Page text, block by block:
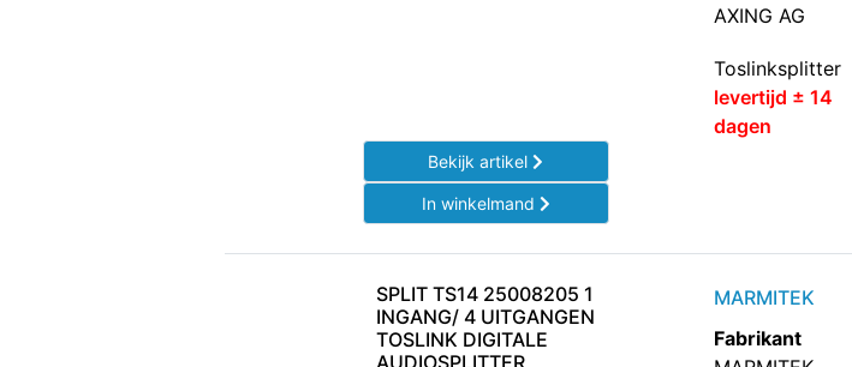
AXING AG
Toslinksplitter
levertijd ± 14
dagen
Bekijk artikel
In winkelmand
SPLIT TS14 25008205 1
INGANG/ 4 UITGANGEN
TOSLINK DIGITALE
AUDIOSPLITTER
MARMITEK
Fabrikant